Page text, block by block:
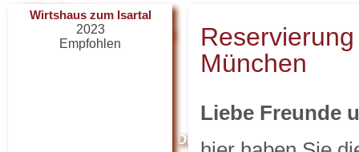
Wirtshaus
Räume und Saal
Internetzugang / WLAN
Die Bühne
Wirtshaus zum Isartal
2023
Empfohlen
München
Liebe Freunde